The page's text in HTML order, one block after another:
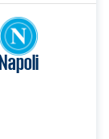
Napoli